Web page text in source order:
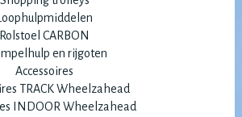
Loophulpmiddelen
Rolstoel CARBON
en rijgoten
Accessoires
TRACK Wheelzahead
INDOOR Wheelzahead